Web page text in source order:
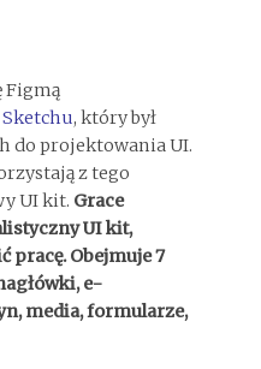
Figmą
Sketchu, który był
do projektowania UI.
z tego
UI kit. Grace
UI kit,
pracę. Obejmuje 7
e-
media, formularze,